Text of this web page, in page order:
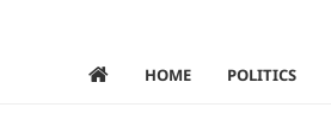
HOME POLITICS